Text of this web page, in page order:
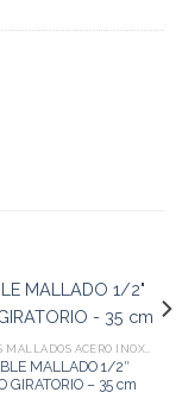
MALLADO 1/2″
GIRATORIO – 35 cm